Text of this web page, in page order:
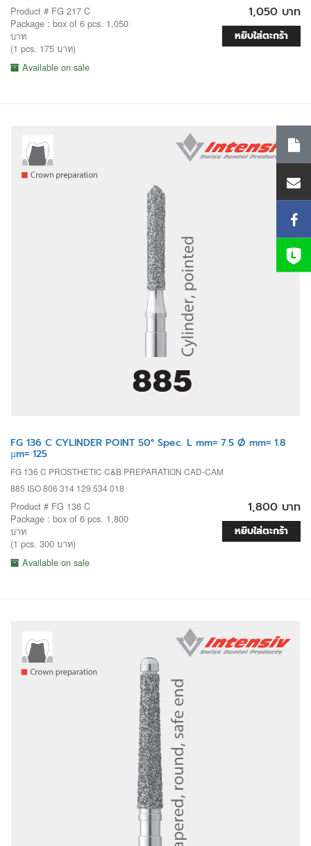
Product # FG 217 C
Package : box of 6 pcs. 1,050
บาท
(1 pcs. 175 บาท)
Available on sale
1,050 บาท
หยิบใส่ตะกร้า
FG 136 C CYLINDER POINT 50° Spec. L mm= 7.5 Ø mm= 1.8
µm= 125
FG 136 C PROSTHETIC C&B PREPARATION CAD-CAM
885 ISO 806 314 129 534 018
Product # FG 136 C
Package : box of 6 pcs. 1,800
บาท
(1 pcs. 300 บาท)
Available on sale
1,800 บาท
หยิบใส่ตะกร้า